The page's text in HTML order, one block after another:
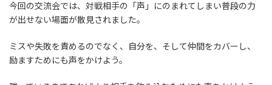
今回の交流会では、対戦相手の「声」にのまれてしまい普段の力
が出せない場面が散見されました。
ミスや失敗を責めるのでなく、自分を、そして仲間をカバーし、
励ますためにも声をかけよう。